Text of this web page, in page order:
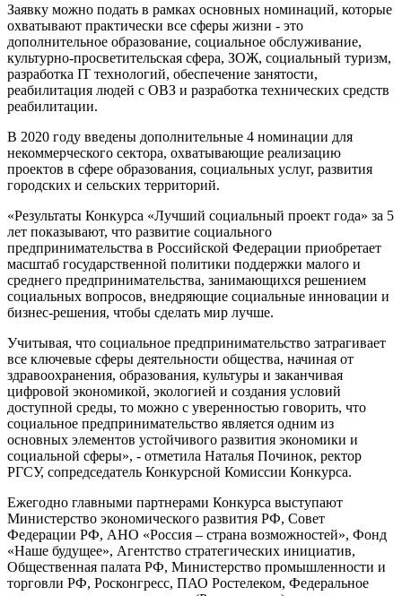
Заявку можно подать в рамках основных номинаций, которые
охватывают практически все сферы жизни - это
дополнительное образование, социальное обслуживание,
культурно-просветительская сфера, ЗОЖ, социальный туризм,
разработка IT технологий, обеспечение занятости,
реабилитация людей с ОВЗ и разработка технических средств
реабилитации.
В 2020 году введены дополнительные 4 номинации для
некоммерческого сектора, охватывающие реализацию
проектов в сфере образования, социальных услуг, развития
городских и сельских территорий.
«Результаты Конкурса «Лучший социальный проект года» за 5
лет показывают, что развитие социального
предпринимательства в Российской Федерации приобретает
масштаб государственной политики поддержки малого и
среднего предпринимательства, занимающихся решением
социальных вопросов, внедряющие социальные инновации и
бизнес-решения, чтобы сделать мир лучше.
Учитывая, что социальное предпринимательство затрагивает
все ключевые сферы деятельности общества, начиная от
здравоохранения, образования, культуры и заканчивая
цифровой экономикой, экологией и создания условий
доступной среды, то можно с уверенностью говорить, что
социальное предпринимательство является одним из
основных элементов устойчивого развития экономики и
социальной сферы», - отметила Наталья Починок, ректор
РГСУ, сопредседатель Конкурсной Комиссии Конкурса.
Ежегодно главными партнерами Конкурса выступают
Министерство экономического развития РФ, Совет
Федерации РФ, АНО «Россия – страна возможностей», Фонд
«Наше будущее», Агентство стратегических инициатив,
Общественная палата РФ, Министерство промышленности и
торговли РФ, Росконгресс, ПАО Ростелеком, Федеральное